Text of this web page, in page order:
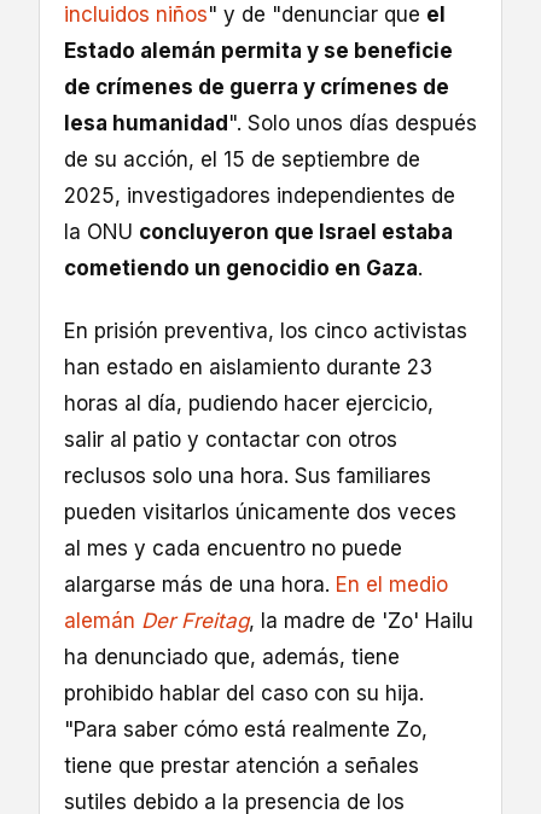
incluidos niños" y de "denunciar que el
Estado alemán permita y se beneficie
de crímenes de guerra y crímenes de
lesa humanidad ". Solo unos días después
de su acción, el 15 de septiembre de
2025, investigadores independientes de
la ONU concluyeron que Israel estaba
cometiendo un genocidio en Gaza.
En prisión preventiva, los cinco activistas
han estado en aislamiento durante 23
horas al día, pudiendo hacer ejercicio,
salir al patio y contactar con otros
reclusos solo una hora. Sus familiares
pueden visitarlos únicamente dos veces
al mes y cada encuentro no puede
alargarse más de una hora. En el medio
alemán Der Freitag, la madre de 'Zo' Hailu
ha denunciado que, además, tiene
prohibido hablar del caso con su hija.
"Para saber cómo está realmente Zo,
tiene que prestar atención a señales
sutiles debido a la presencia de los